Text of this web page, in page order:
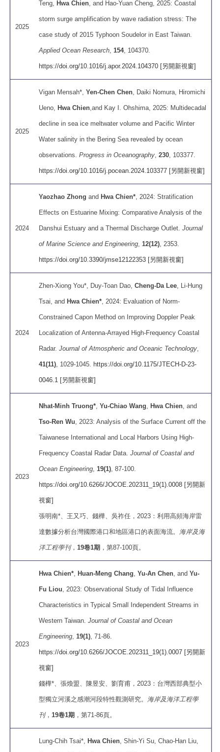
2025
Teng,Hwa Chien , and Hao-Yuan Cheng, 2025: Coastal
storm surge amplification by wave radiation stress: The
case study of 2015 Typhoon Soudelor in East Taiwan.
Applied Ocean Research 154, 104370.
https://doi.org/10.1016/j.apor.2024.104370 [另開新視窗]
2025
Vigan Mensah*,Yen-Chen Chen , Daiki Nomura, Hiromichi
Ueno,Hwa Chien ,and Kay I. Ohshima, 2025: Multidecadal
decline in sea ice meltwater volume and Pacific Winter
Water salinity in the Bering Sea revealed by ocean
observations.Progress in Oceanography ,230 , 103377.
https://doi.org/10.1016/j.pocean.2024.103377 [另開新視窗]
2024
Yaozhao Zhong andHwa Chien* , 2024: Stratification
Effects on Estuarine Mixing: Comparative Analysis of the
Danshui Estuary and a Thermal Discharge Outlet.Journal
of Marine Science and Engineering 12(12) , 2353.
https://doi.org/10.3390/jmse12122353 [另開新視窗]
2024
Zhen-Xiong You*, Duy-Toan Dao,Cheng-Da Lee , Li-Hung
Tsai, andHwa Chien* , 2024: Evaluation of Norm-
Constrained Capon Method on Improving Doppler Peak
Localization of Antenna-Arrayed High-Frequency Coastal
Radar.Journal of Atmospheric and Oceanic Technology
41(11) , 1029-1045. https://doi.org/10.1175/JTECH-D-23-
0046.1 [另開新視窗]
2023
Nhat-Minh Truong* ,Yu-Chiao Wang ,Hwa Chien , and
Tso-Ren Wu , 2023: Analysis of the Surface Current off the
Taiwanese International and Local Harbors Using High-
Frequency Coastal Radar Data.Journal of Coastal and
Ocean Engineering 19(1) , 87-100.
https://doi.org/10.6266/JOCOE.202311_19(1).0008 [另開新
視窗]
張明南*、王又巧、錢樺、吳祚任，2023：利用高頻海岸雷
達數據分析台灣國際港口和地區港口的表面海流。 海岸及海
洋工程學刊， 19卷1期 ，第87-100頁。
2023
Hwa Chien* ,Huan-Meng Chang ,Yu-An Chen , andYu-
Fu Liou , 2023: Observational Study of Tidal Influence
Characteristics in Typical Small Independent Streams in
Western Taiwan.Journal of Coastal and Ocean
Engineering 19(1) , 71-86.
https://doi.org/10.6266/JOCOE.202311_19(1).0007 [另開新
視窗]
錢樺*、張煥盟、陳昱安、劉育甫，2023：台灣西部典型小
型獨立河溪之感潮河段特性觀測研究。 海岸及海洋工程學
刊， 19卷1期 ，第71-86頁。
Lung-Chih Tsai*,Hwa Chien , Shin-Yi Su, Chao-Han Liu,